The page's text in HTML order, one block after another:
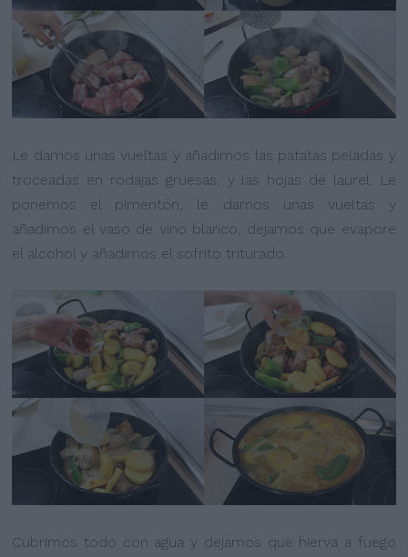
Le damos unas vueltas y añadimos las patatas peladas y
troceadas en rodajas gruesas, y las hojas de laurel. Le
ponemos el pimentón, le damos unas vueltas y
añadimos el vaso de vino blanco, dejamos que evapore
el alcohol y añadimos el sofrito triturado.
Cubrimos todo con agua y dejamos que hierva a fuego